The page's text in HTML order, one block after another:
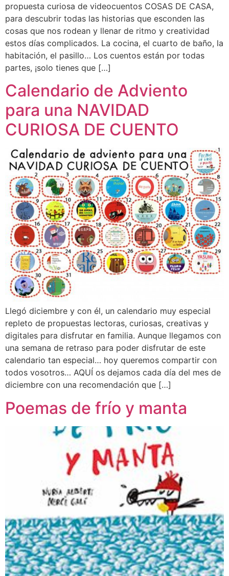
propuesta curiosa de videocuentos COSAS DE CASA,
para descubrir todas las historias que esconden las
cosas que nos rodean y llenar de ritmo y creatividad
estos días complicados. La cocina, el cuarto de baño, la
habitación, el pasillo… Los cuentos están por todas
partes, ¡solo tienes que […]
Calendario de Adviento
para una NAVIDAD
CURIOSA DE CUENTO
Llegó diciembre y con él, un calendario muy especial
repleto de propuestas lectoras, curiosas, creativas y
digitales para disfrutar en familia. Aunque llegamos con
una semana de retraso para poder disfrutar de este
calendario tan especial… hoy queremos compartir con
todos vosotros… AQUÍ os dejamos cada día del mes de
diciembre con una recomendación que […]
Poemas de frío y manta